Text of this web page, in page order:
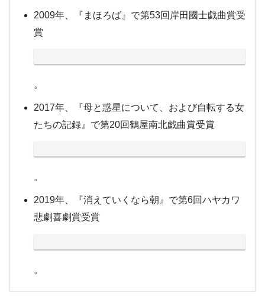
2009年、『まほろば』で第53回岸田國士戯曲賞受
賞
。
2017年、『母と惑星について、および自転する女
たちの記録』で第20回鶴屋南北戯曲賞受賞
。
2019年、『消えていくなら朝』で第6回ハヤカワ
悲劇喜劇賞受賞
。